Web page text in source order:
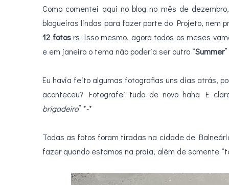
Como comentei aqui no blog no mês de
blogueiras lindas para fazer parte do Projeto, nem
12 fotosrs Isso mesmo, agora todos os meses
e em janeiro o tema não poderia ser outro “Summer
Eu havia feito algumas fotografias uns dias atrás,
aconteceu? Fotografei tudo de novo haha E
brigadeiro” *-*
Todas as fotos foram tiradas na cidade de
fazer quando estamos na praia, além de somente